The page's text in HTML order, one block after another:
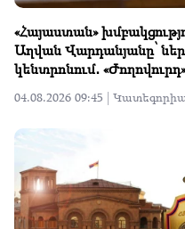
«Հայաստան»
Աղվան Վարդանյանը՝
կենտրոնում․ «Ժողովուրդ»
04.08.2026 09:45 |